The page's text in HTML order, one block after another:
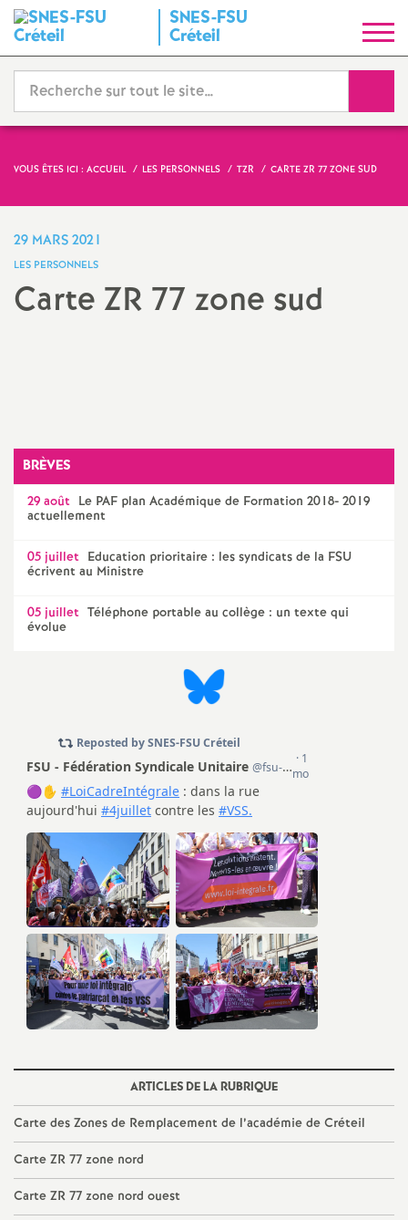
SNES-FSU
Créteil
y
n
d
i
a
a
t
i
d
e
s
E
n
s
e
i
g
n
VOUS ÊTES ICI : ACCUEIL LES PERSONNELS TZR CARTE ZR 77 ZONE SUD
29 MARS 2021
LES PERSONNELS
Carte ZR 77 zone sud
BRÈVES
29 août Le PAF plan Académique de Formation 2018- 2019
actuellement
05 juillet Education prioritaire : les syndicats de la FSU
écrivent au Ministre
05 juillet Téléphone portable au collège : un texte qui
évolue
ARTICLES DE LA RUBRIQUE
Carte des Zones de Remplacement de l’académie de Créteil
Carte ZR 77 zone nord
Carte ZR 77 zone nord ouest